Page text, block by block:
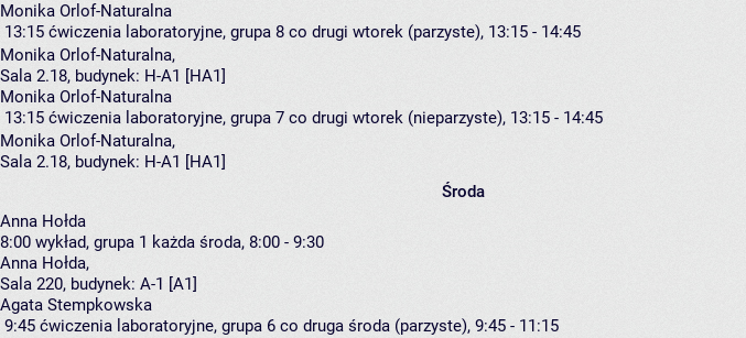
Monika Orlof-Naturalna
13:15 ćwiczenia laboratoryjne, grupa 8 co drugi wtorek (parzyste), 13:15 - 14:45
Monika Orlof-Naturalna,
Sala 2.18, budynek: H-A1 [HA1]
Monika Orlof-Naturalna
13:15 ćwiczenia laboratoryjne, grupa 7 co drugi wtorek (nieparzyste), 13:15 - 14:45
Monika Orlof-Naturalna,
Sala 2.18, budynek: H-A1 [HA1]
Środa
Anna Hołda
8:00 wykład, grupa 1 każda środa, 8:00 - 9:30
Anna Hołda,
Sala 220, budynek: A-1 [A1]
Agata Stempkowska
9:45 ćwiczenia laboratoryjne, grupa 6 co druga środa (parzyste), 9:45 - 11:15